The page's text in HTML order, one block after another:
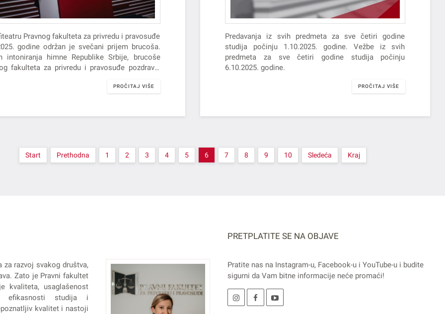
Pravnog fakulteta za privredu i pravosuđe
godine održan je svečani prijem brucoša.
intoniranja himne Republike Srbije, brucoše
fakulteta za privredu i pravosuđe pozdravili
PROČITAJ VIŠE
Predavanja iz svih predmeta za sve četiri godine
studija počinju 1.10.2025. godine. Vežbe iz svih
predmeta za sve četiri godine studija počinju
6.10.2025. godine.
PROČITAJ VIŠE
Start Prethodna 1 2 3 4 5 6 7 8 9 10 Sledeća Kraj
razvoj svakog društva,
Zato je Pravni fakultet
kvaliteta, usaglašenost
efikasnosti studija i
kvalitet i nastoji
PRETPLATITE SE NA OBJAVE
Pratite nas na Instagram-u, Facebook-u i YouTube-u i budite
sigurni da Vam bitne informacije neće promaći!